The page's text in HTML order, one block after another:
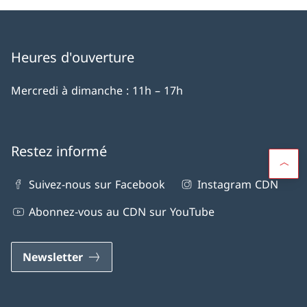
Heures d'ouverture
Mercredi à dimanche : 11h – 17h
Restez informé
Suivez-nous sur Facebook
Instagram CDN
Abonnez-vous au CDN sur YouTube
Newsletter